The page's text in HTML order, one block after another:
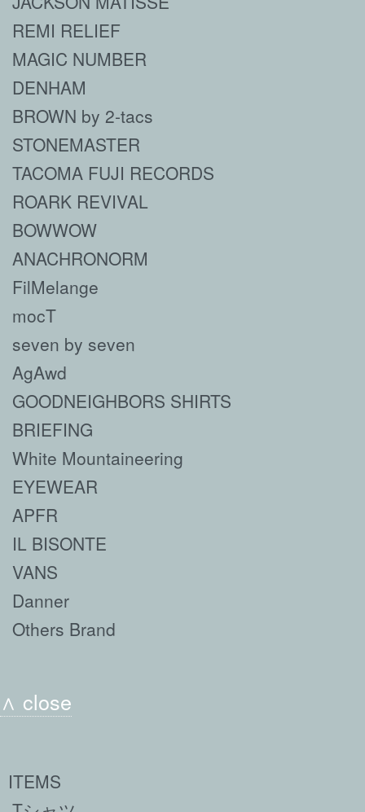
REMI RELIEF
MAGIC NUMBER
DENHAM
BROWN by 2-tacs
STONEMASTER
TACOMA FUJI RECORDS
ROARK REVIVAL
BOWWOW
ANACHRONORM
FilMelange
mocT
seven by seven
AgAwd
GOODNEIGHBORS SHIRTS
BRIEFING
White Mountaineering
EYEWEAR
APFR
IL BISONTE
VANS
Danner
Others Brand
∧ close
ITEMS